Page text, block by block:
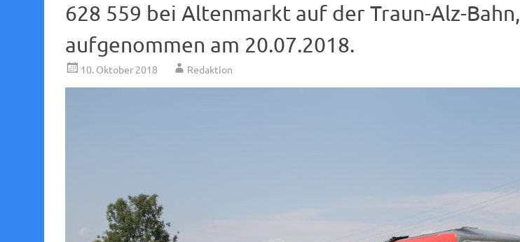
628 559 bei Altenmarkt auf der Traun-Alz-Bahn,
aufgenommen am 20.07.2018.
10. Oktober 2018 Redaktion